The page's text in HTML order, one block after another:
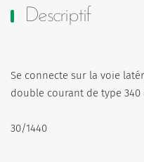
Descriptif
Se connecte sur la voie
double courant de type 340
30/1440